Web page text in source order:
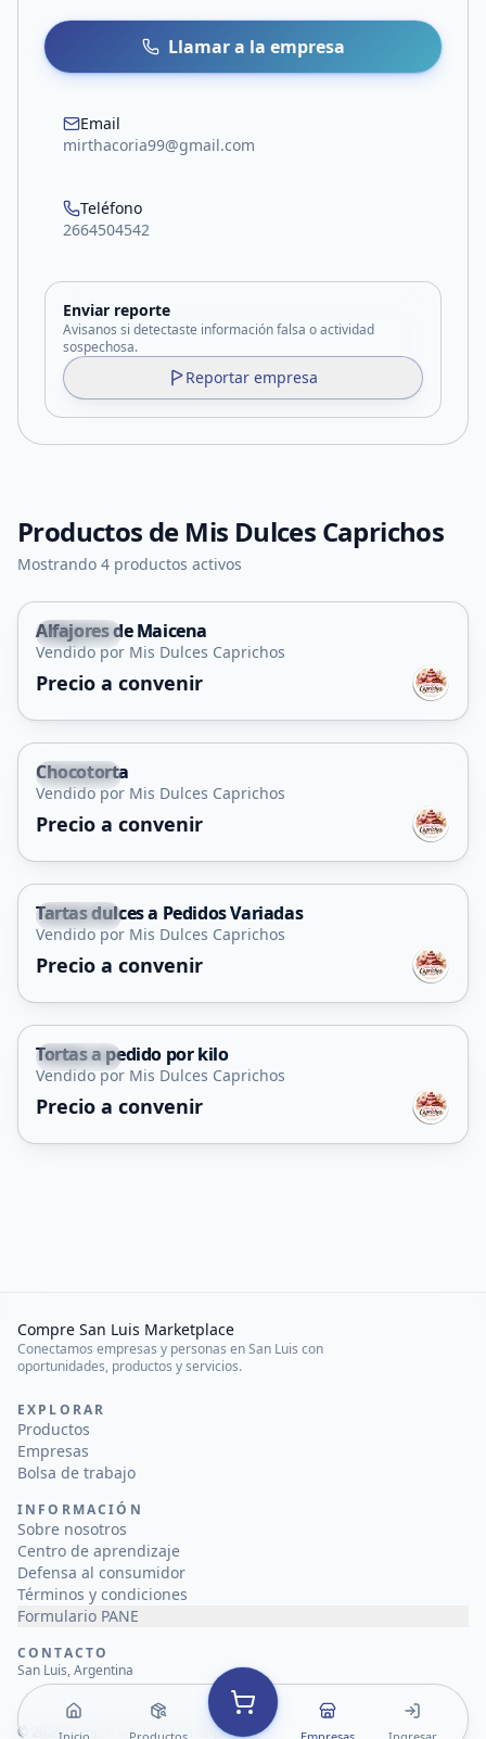
Llamar a la empresa
Email
mirthacoria99@gmail.com
Teléfono
2664504542
Enviar reporte
Avisanos si detectaste información falsa o actividad
sospechosa.
Reportar empresa
Productos de Mis Dulces Caprichos
Mostrando 4 productos activos
Capital
Alfajores de Maicena
Vendido por Mis Dulces Caprichos
Precio a convenir
Capital
Chocotorta
Vendido por Mis Dulces Caprichos
Precio a convenir
Capital
Tartas dulces a Pedidos Variadas
Vendido por Mis Dulces Caprichos
Precio a convenir
Capital
Tortas a pedido por kilo
Vendido por Mis Dulces Caprichos
Precio a convenir
Compre San Luis Marketplace
Conectamos empresas y personas en San Luis con
oportunidades, productos y servicios.
EXPLORAR
Productos
Empresas
Bolsa de trabajo
INFORMACIÓN
Sobre nosotros
Centro de aprendizaje
Defensa al consumidor
Términos y condiciones
Formulario PANE
CONTACTO
San Luis, Argentina
© 2026Compre San Luis Marketplace